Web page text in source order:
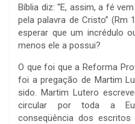
Bíblia diz: “E, assim, a fé
pela palavra de Cristo” (Rm
esperar que um incrédulo
menos ele a possui?
O que foi que a Reforma
foi a pregação de Martim
sido. Martim Lutero
circular por toda a
conseqüência dos